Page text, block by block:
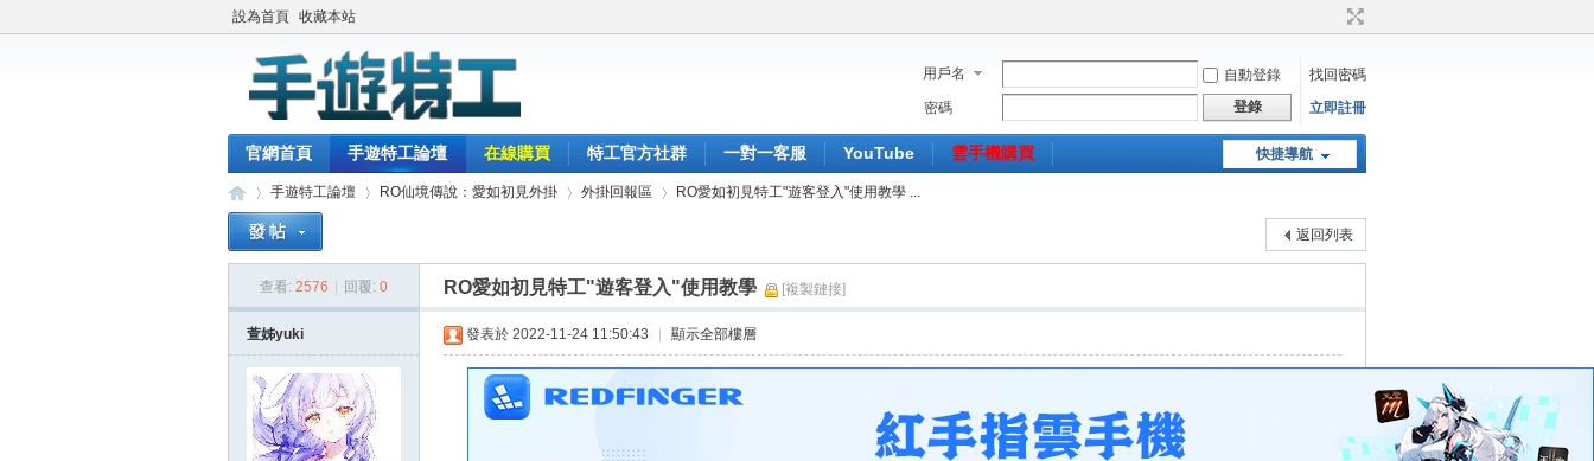
設為首頁 收藏本站
用戶名 自動登錄
找回密碼
密碼
登錄 立即註冊
快捷導航
官網首頁 手遊特工論壇 在線購買 特工官方社群 一對一客服 YouTube
雲手機購買
手遊特工論壇
›
RO仙境傳說：愛如初見外掛
›
外掛回報區
›
RO愛如初見特工"遊客登入"使用教學 ...
返回列表
查看: 2576 回覆: 0 RO愛如初見特工"遊客登入"使用教學 [複製鏈接]
萱姊yuki 發表於 2022-11-24 11:50:43 顯示全部樓層